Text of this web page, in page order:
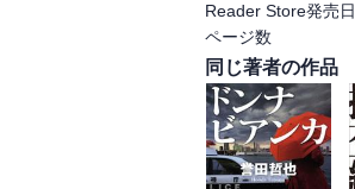
Reader Store発売日
ページ数
同じ著者の作品